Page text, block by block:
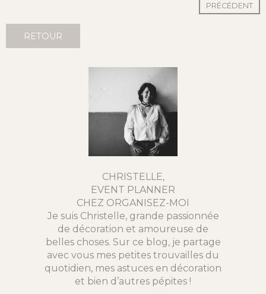
PRÉCÉDENT
RETOUR
CHRISTELLE,
EVENT PLANNER
CHEZ ORGANISEZ-MOI
Je suis Christelle, grande passionnée
de décoration et amoureuse de
belles choses. Sur ce blog, je partage
avec vous mes petites trouvailles du
quotidien, mes astuces en décoration
et bien d’autres pépites !